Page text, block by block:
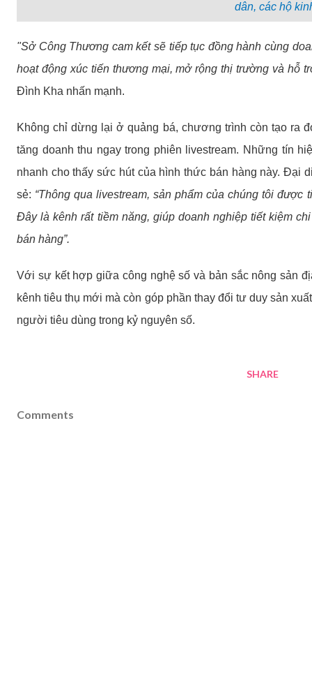
dân, các hộ
"Sở Công Thương cam kết sẽ tiếp tục đồng hành cùng
hoạt động xúc tiến thương mại, mở rộng thị trường và hỗ
Đình Kha nhấn mạnh.
Không chỉ dừng lại ở quảng bá, chương trình còn tạo ra
tăng doanh thu ngay trong phiên livestream. Những tín
nhanh cho thấy sức hút của hình thức bán hàng này. Đại
sẻ: “Thông qua livestream, sản phẩm của chúng tôi
Đây là kênh rất tiềm năng, giúp doanh nghiệp tiết kiệm
bán hàng”.
Với sự kết hợp giữa công nghệ số và bản sắc nông sản
kênh tiêu thụ mới mà còn góp phần thay đổi tư duy sản
người tiêu dùng trong kỷ nguyên số.
SHARE
Comments